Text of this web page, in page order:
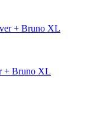
+ Bruno XL